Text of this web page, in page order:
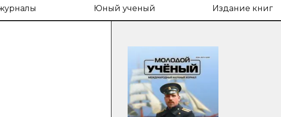
Юный ученый Издание книг